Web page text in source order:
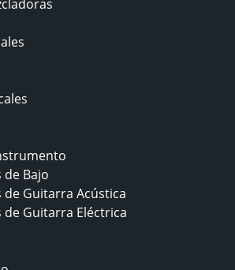
Bajo
Guitarra Acústica
Guitarra Eléctrica